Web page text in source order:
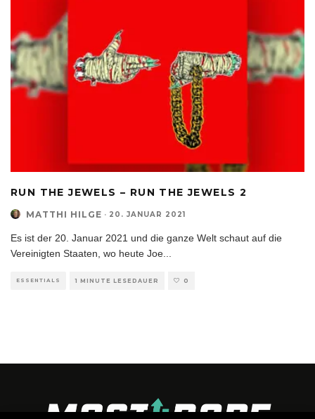
RUN THE JEWELS – RUN THE JEWELS 2
MATTHI HILGE · 20. JANUAR 2021
Es ist der 20. Januar 2021 und die ganze Welt schaut auf die
Vereinigten Staaten, wo heute Joe
ESSENTIALS 1 MINUTE LESEDAUER 0